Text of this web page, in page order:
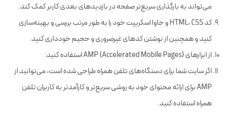
می‌تواند به بارگذاری سریع‌تر صفحه در بازدیدهای بعدی کاربر کمک کند.
کد HTML، CSS و جاوا اسکریپت خود را به طور مرتب بررسی و بهینه‌سازی
کنید و همچنین از نوشتن کدهای غیرضروری و حجیم خودداری کنید.
از ابزارهای AMP (Accelerated Mobile Pages) استفاده کنید:
اگر سایت شما برای دستگاه‌های تلفن همراه طراحی شده است، می‌توانید از
AMP برای ارائه محتوای خود به روشی سریع‌تر و کارآمدتر به کاربران تلفن
همراه استفاده کنید.